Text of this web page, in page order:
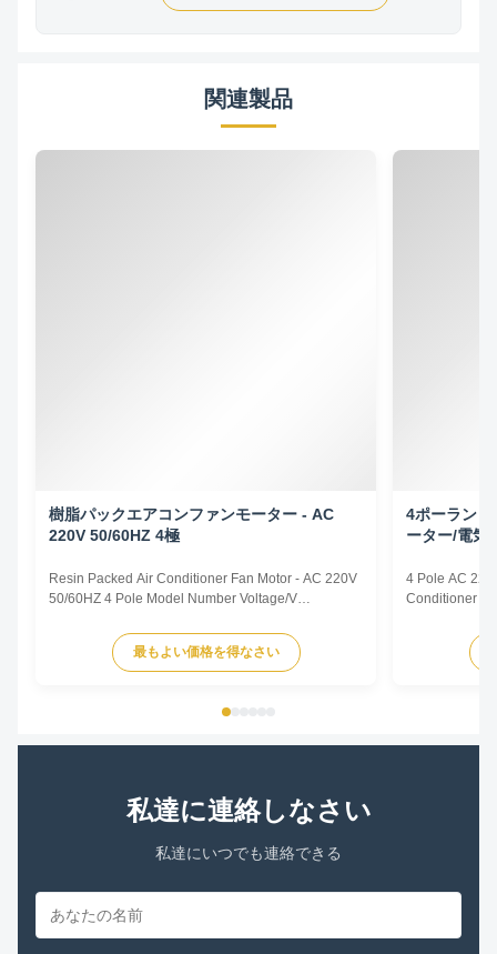
関連製品
樹脂パックエアコンファンモーター - AC
220V 50/60HZ 4極
Resin Packed Air Conditioner Fan Motor - AC 220V
50/60HZ 4 Pole Model Number Voltage/V
Capacitor/MDF/VAC YFK-07903004-TS01 220-240
50 30 CL E 2/450 Title goes here. Plastic Sealed
最もよい価格を得なさい
4ポーラン
ーター/電気
4 Pole AC
Conditioner
Capacitor/
50 30 CL E
私達に連絡しなさい
私達にいつでも連絡できる